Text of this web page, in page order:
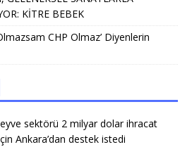
KİTRE BEBEK
CHP Olmaz’ Diyenlerin
sektörü 2 milyar dolar ihracat
Ankara’dan destek istedi